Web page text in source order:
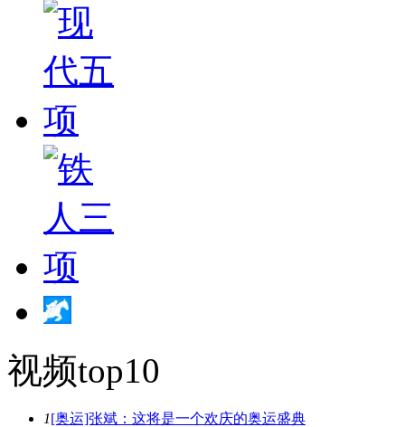
视频top10
1[奥运]张斌：这将是一个欢庆的奥运盛典